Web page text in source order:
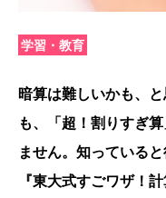
学習・教育
暗算は難しいかも、
も、「超！割りすぎ
ません。知っている
『東大式すごワザ！